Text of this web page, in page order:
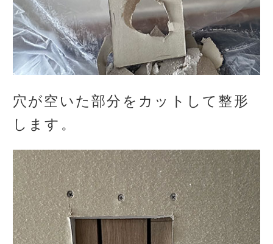
穴が空いた部分をカットして整形
します。